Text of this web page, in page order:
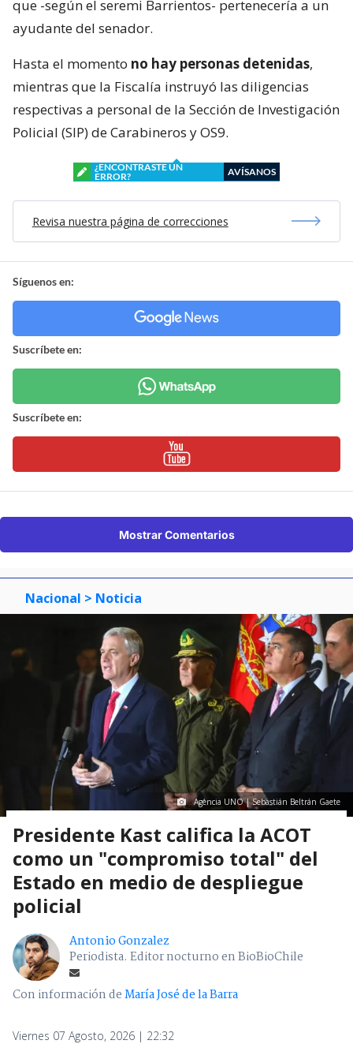
que -según el seremi Barrientos- pertenecería a un
ayudante del senador.
Hasta el momento no hay personas detenidas,
mientras que la Fiscalía instruyó las diligencias
respectivas a personal de la Sección de Investigación
Policial (SIP) de Carabineros y OS9.
¿ENCONTRASTE UN
ERROR?
AVÍSANOS
Revisa nuestra página de correcciones
Síguenos en:
Suscríbete en:
Suscríbete en:
Mostrar Comentarios
Nacional > Noticia
Agencia UNO | Sebastián Beltrán Gaete
Presidente Kast califica la ACOT
como un "compromiso total" del
Estado en medio de despliegue
policial
Antonio Gonzalez
Periodista. Editor nocturno en BioBioChile
Con información deMaría José de la Barra
Viernes 07 Agosto, 2026 | 22:32